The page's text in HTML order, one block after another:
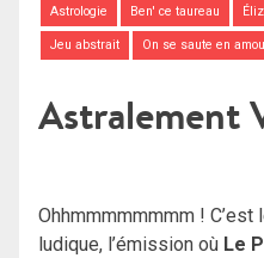
Astrologie Ben' ce taureau
Jeu abstrait On se saute en
Astralement
Ohhmmmmmmmm !
ludique, l’émission où Le